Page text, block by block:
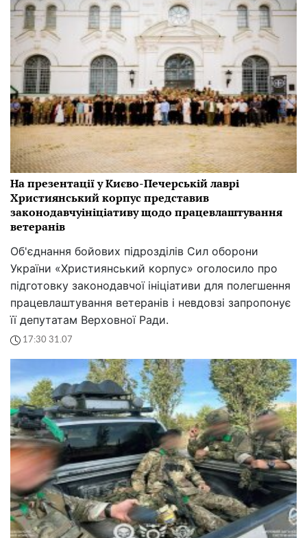
На презентації у Києво-Печерській лаврі
Християнський корпус представив
законодавчуініціативу щодо працевлаштування
ветеранів
Об'єднання бойових підрозділів Сил оборони
України «Християнський корпус» оголосило про
підготовку законодавчої ініціативи для полегшення
працевлаштування ветеранів і невдовзі запропонує
її депутатам Верховної Ради.
17:30 31.07